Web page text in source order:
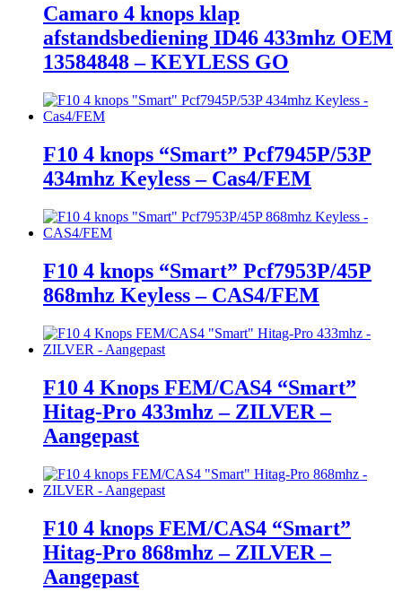
Camaro 4 knops klap
afstandsbediening ID46 433mhz OEM
13584848 – KEYLESS GO
F10 4 knops “Smart” Pcf7945P/53P
434mhz Keyless – Cas4/FEM
F10 4 knops “Smart” Pcf7953P/45P
868mhz Keyless – CAS4/FEM
F10 4 Knops FEM/CAS4 “Smart”
Hitag-Pro 433mhz – ZILVER –
Aangepast
F10 4 knops FEM/CAS4 “Smart”
Hitag-Pro 868mhz – ZILVER –
Aangepast